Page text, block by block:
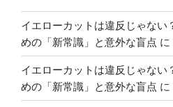
イエローカットは違反じゃない
めの「新常識」と意外な盲点 に
イエローカットは違反じゃない
めの「新常識」と意外な盲点 に